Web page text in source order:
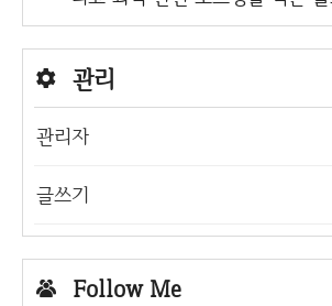
관리
관리자
글쓰기
Follow Me